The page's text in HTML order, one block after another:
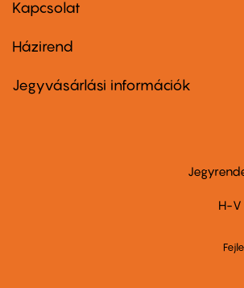
Kapcsolat
Footer
second
Házirend
Jegyvásárlási információk
H-